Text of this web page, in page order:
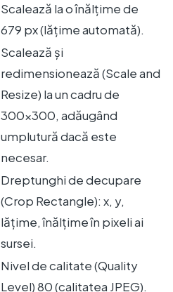
Scalează la o înălțime de
679 px (lățime automată).
Scalează și
redimensionează (Scale and
Resize) la un cadru de
300×300, adăugând
umplutură dacă este
necesar.
Dreptunghi de decupare
(Crop Rectangle): x, y,
lățime, înălțime în pixeli ai
sursei.
Nivel de calitate (Quality
Level) 80 (calitatea JPEG).